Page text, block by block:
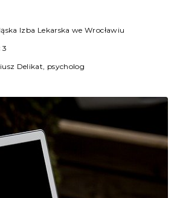
Izba Lekarska we Wrocławiu
3
Delikat, psycholog